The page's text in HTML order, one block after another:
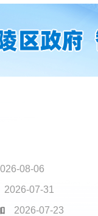
08-06
2026-07-31
2026-07-23